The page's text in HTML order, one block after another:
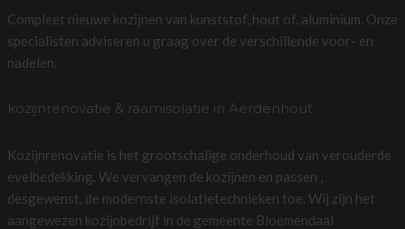
Compleet nieuwe kozijnen van kunststof, hout of, aluminium. Onze
specialisten adviseren u graag over de verschillende voor- en
nadelen.
kozijnrenovatie & raamisolatie in Aerdenhout
Kozijnrenovatie is het grootschalige onderhoud van verouderde
evelbedekking. We vervangen de kozijnen en passen ,
desgewenst, de modernste isolatietechnieken toe. Wij zijn het
aangewezen kozijnbedrijf in de gemeente Bloemendaal